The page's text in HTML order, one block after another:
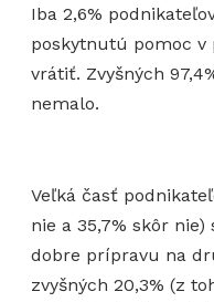
Iba 2,6%
poskytnutú pomoc v
vrátiť. Zvyšných
nemalo.
Veľká časť
nie a 35,7% skôr
dobre prípravu na
zvyšných 20,3% (z